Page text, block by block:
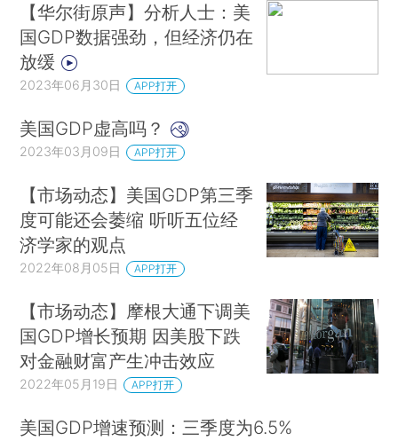
【华尔街原声】分析人士：美
国GDP数据强劲，但经济仍在
放缓
2023年06月30日 APP打开
美国GDP虚高吗？
2023年03月09日 APP打开
【市场动态】美国GDP第三季
度可能还会萎缩 听听五位经
济学家的观点
2022年08月05日 APP打开
【市场动态】摩根大通下调美
国GDP增长预期 因美股下跌
对金融财富产生冲击效应
2022年05月19日 APP打开
美国GDP增速预测：三季度为6.5%